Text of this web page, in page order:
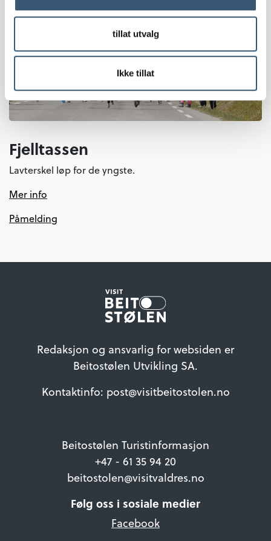
tillat utvalg
Ikke tillat
Fjelltassen
Lavterskel løp for de yngste.
Mer info
Påmelding
Redaksjon og ansvarlig for websiden er
Beitostølen Utvikling SA.
Kontaktinfo: post@visitbeitostolen.no
Beitostølen Turistinformasjon
+47 - 61 35 94 20
beitostolen@visitvaldres.no
Følg oss i sosiale medier
Facebook